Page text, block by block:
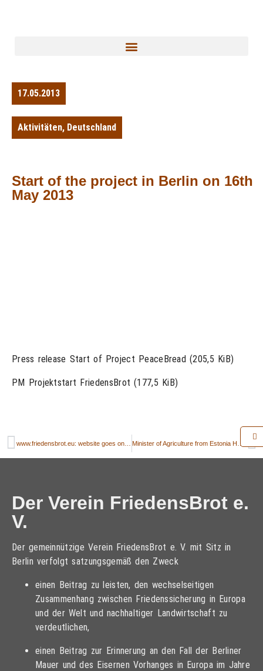
17.05.2013
Aktivitäten, Deutschland
Start of the project in Berlin on 16th
May 2013
Press release Start of Project PeaceBread (205,5 KiB)
PM Projektstart FriedensBrot (177,5 KiB)
Minister of Agriculture from Estonia Helir-Valdor SEEDER answers German Federal Minister of Agriculture Ilse AIGNER with regard to Estonia’s participation in the “PeaceBread”-project
Der Verein FriedensBrot e.
V.
Der gemeinnützige Verein FriedensBrot e. V. mit Sitz in
Berlin verfolgt satzungsgemäß den Zweck
einen Beitrag zu leisten, den wechselseitigen
Zusammenhang zwischen Friedenssicherung in Europa
und der Welt und nachhaltiger Landwirtschaft zu
verdeutlichen,
einen Beitrag zur Erinnerung an den Fall der Berliner
Mauer und des Eisernen Vorhanges in Europa im Jahre